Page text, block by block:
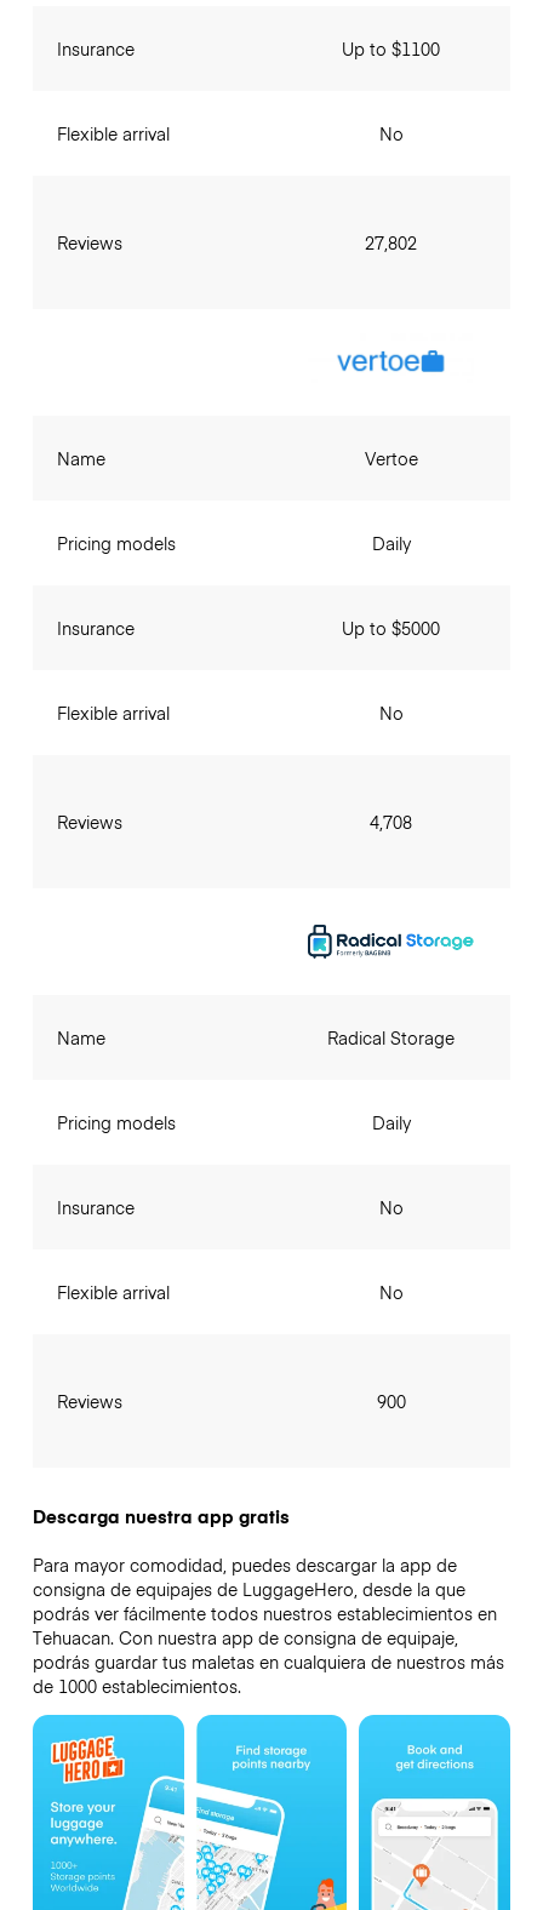
Insurance
Flexible arrival
Reviews
Up to $1100
No
27,802
Name
Pricing models
Insurance
Flexible arrival
Reviews
Vertoe
Daily
Up to $5000
No
4,708
Name
Pricing models
Insurance
Flexible arrival
Reviews
Radical Storage
Daily
No
No
900
Descarga nuestra app gratis
Para mayor comodidad, puedes descargar la app de
consigna de equipajes de LuggageHero, desde la que
podrás ver fácilmente todos nuestros establecimientos en
Tehuacan. Con nuestra app de consigna de equipaje,
podrás guardar tus maletas en cualquiera de nuestros más
de 1000 establecimientos.